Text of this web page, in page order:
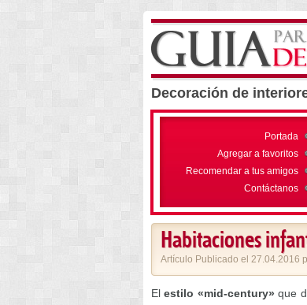
Decoración de
Portada
Agregar a favoritos
Recomendar a tus amigos
Contáctanos
Habitaciones
Artículo Publicado el 27.04.2016
Elestilo «mid-century» que